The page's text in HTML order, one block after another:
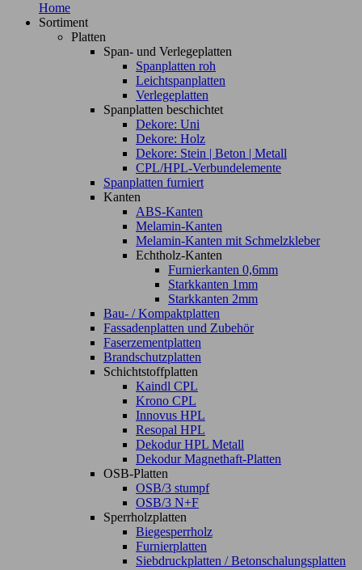
Home
Sortiment
Platten
Span- und Verlegeplatten
Spanplatten roh
Leichtspanplatten
Verlegeplatten
Spanplatten beschichtet
Dekore: Uni
Dekore: Holz
Dekore: Stein | Beton | Metall
CPL/HPL-Verbundelemente
Spanplatten furniert
Kanten
ABS-Kanten
Melamin-Kanten
Melamin-Kanten mit Schmelzkleber
Echtholz-Kanten
Furnierkanten 0,6mm
Starkkanten 1mm
Starkkanten 2mm
Bau- / Kompaktplatten
Fassadenplatten und Zubehör
Faserzementplatten
Brandschutzplatten
Schichtstoffplatten
Kaindl CPL
Krono CPL
Innovus HPL
Resopal HPL
Dekodur HPL Metall
Dekodur Magnethaft-Platten
OSB-Platten
OSB/3 stumpf
OSB/3 N+F
Sperrholzplatten
Biegesperrholz
Furnierplatten
Siebdruckplatten / Betonschalungsplatten